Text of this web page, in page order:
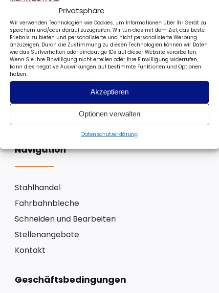
Privatsphäre
Wir verwenden Technologien wie Cookies, um Informationen über Ihr Gerät zu
speichern und/oder darauf zuzugreifen. Wir tun dies mit dem Ziel, das beste
Erlebnis zu bieten und personalisierte und nicht personalisierte Werbung
anzuzeigen. Durch die Zustimmung zu diesen Technologien können wir Daten
wie das Surfverhalten oder eindeutige IDs auf dieser Website verarbeiten.
Wenn Sie Ihre Einwilligung nicht erteilen oder Ihre Einwilligung widerrufen,
kann dies negative Auswirkungen auf bestimmte Funktionen und Optionen
haben.
Akzeptieren
Optionen verwalten
Datenschutzerklärung
kurzen Wegen
Über 40.000 Tonnen Stahl im eigenen Lager
Navigation
Stahlhandel
Fahrbahnbleche
Schneiden und Bearbeiten
Stellenangebote
Kontakt
Geschäftsbedingungen